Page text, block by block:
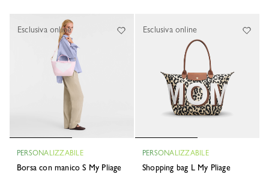
PERSONALIZZABILE
Borsa con manico S My Pliage
Esclusiva online
PERSONALIZZABILE
Shopping bag L My Pliage
Esclusiva online